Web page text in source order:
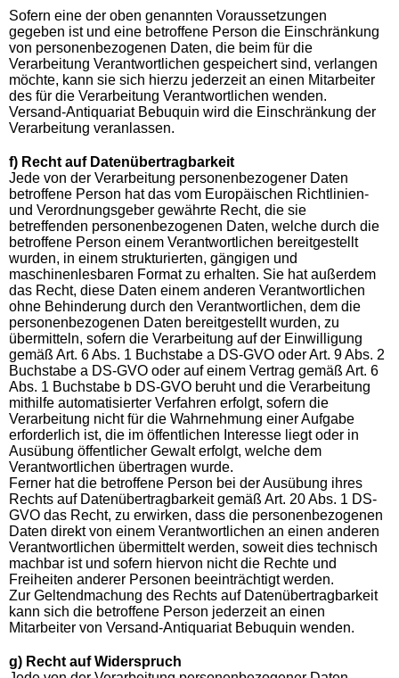
Sofern eine der oben genannten Voraussetzungen
gegeben ist und eine betroffene Person die Einschränkung
von personenbezogenen Daten, die beim für die
Verarbeitung Verantwortlichen gespeichert sind, verlangen
möchte, kann sie sich hierzu jederzeit an einen Mitarbeiter
des für die Verarbeitung Verantwortlichen wenden.
Versand-Antiquariat Bebuquin wird die Einschränkung der
Verarbeitung veranlassen.
f) Recht auf Datenübertragbarkeit
Jede von der Verarbeitung personenbezogener Daten
betroffene Person hat das vom Europäischen Richtlinien-
und Verordnungsgeber gewährte Recht, die sie
betreffenden personenbezogenen Daten, welche durch die
betroffene Person einem Verantwortlichen bereitgestellt
wurden, in einem strukturierten, gängigen und
maschinenlesbaren Format zu erhalten. Sie hat außerdem
das Recht, diese Daten einem anderen Verantwortlichen
ohne Behinderung durch den Verantwortlichen, dem die
personenbezogenen Daten bereitgestellt wurden, zu
übermitteln, sofern die Verarbeitung auf der Einwilligung
gemäß Art. 6 Abs. 1 Buchstabe a DS-GVO oder Art. 9 Abs. 2
Buchstabe a DS-GVO oder auf einem Vertrag gemäß Art. 6
Abs. 1 Buchstabe b DS-GVO beruht und die Verarbeitung
mithilfe automatisierter Verfahren erfolgt, sofern die
Verarbeitung nicht für die Wahrnehmung einer Aufgabe
erforderlich ist, die im öffentlichen Interesse liegt oder in
Ausübung öffentlicher Gewalt erfolgt, welche dem
Verantwortlichen übertragen wurde.
Ferner hat die betroffene Person bei der Ausübung ihres
Rechts auf Datenübertragbarkeit gemäß Art. 20 Abs. 1 DS-
GVO das Recht, zu erwirken, dass die personenbezogenen
Daten direkt von einem Verantwortlichen an einen anderen
Verantwortlichen übermittelt werden, soweit dies technisch
machbar ist und sofern hiervon nicht die Rechte und
Freiheiten anderer Personen beeinträchtigt werden.
Zur Geltendmachung des Rechts auf Datenübertragbarkeit
kann sich die betroffene Person jederzeit an einen
Mitarbeiter von Versand-Antiquariat Bebuquin wenden.
g) Recht auf Widerspruch